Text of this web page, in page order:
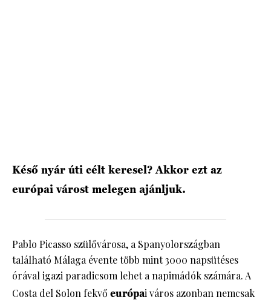
Késő nyár úti célt keresel? Akkor ezt az
európai várost melegen ajánljuk.
Pablo Picasso szülővárosa, a Spanyolországban
található Málaga évente több mint 3000 napsütéses
órával igazi paradicsom lehet a napimádók számára. A
Costa del Solon fekvő európai város azonban nemcsak